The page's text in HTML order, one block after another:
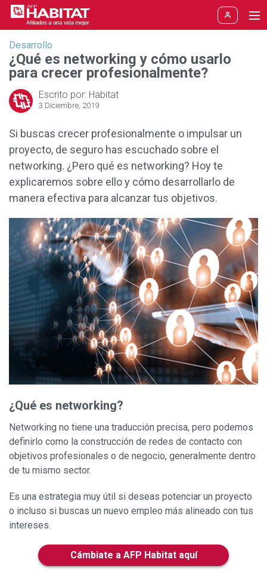
Aportes y Jubilación
Aporte obligatorio
Aporte voluntario
Multifondos
Jubilación
Etapas de la vida
Pronto voy a aportar
Estoy aportando hace poco
He aportado varios años
Soy trabajador independiente
Estoy próximo a jubilarme
Me jubilé del trabajo
Soy beneficiario o heredero
Cámbiate a HABITAT
Rentabilidad
Aprenda
Blogs
SPP
Reforma AFP
Fácil en videos
Nuevo Fondo Libre
Desarrollo
Desarrollo
¿Qué es networking y cómo usarlo
para crecer profesionalmente?
Escrito por: Habitat
3 Diciembre, 2019
Si buscas crecer profesionalmente o impulsar un
proyecto, de seguro has escuchado sobre el
networking. ¿Pero qué es networking? Hoy te
explicaremos sobre ello y cómo desarrollarlo de
manera efectiva para alcanzar tus objetivos.
¿Qué es networking?
Networking no tiene una traducción precisa, pero podemos
definirlo como la construcción de redes de contacto con
objetivos profesionales o de negocio, generalmente dentro
de tu mismo sector.
Es una estrategia muy útil si deseas potenciar un proyecto
o incluso si buscas un nuevo empleo más alineado con tus
intereses.
Cámbiate a AFP Habitat aquí